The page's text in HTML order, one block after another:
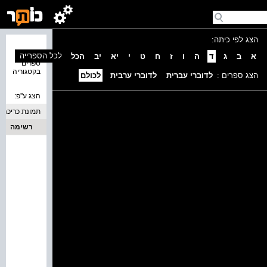
הצג לפי כיתה:
א
ב ג ד ה ו ז ח ט י יא יב הכל
הצג ספרים : לדוברי עברית לדוברי ערבית לכולם
ספרים
בקטגוריה
לכל הספרייה
הצג ע''פ:
תמונת כריכה
רשימה